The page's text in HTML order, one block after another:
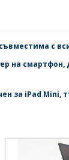
с
на
за iPad Mini,